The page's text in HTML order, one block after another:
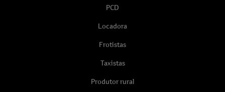
PCD
Locadora
Frotistas
Taxistas
Produtor rural